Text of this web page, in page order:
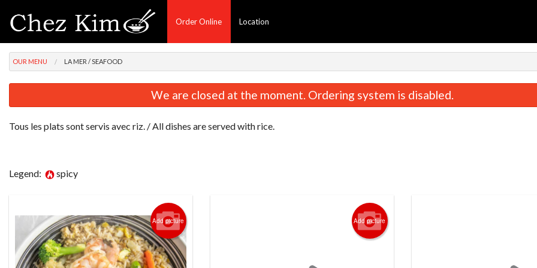
Order Online Location
Soupe wonton / Wonton Soup
Poulet du Général Tao /
OUR MENU LA MER / SEAFOOD
We are closed at the moment. Ordering system is disabled.
Tous les plats sont servis avec riz. / All dishes are served with rice.
Legend: spicy
Add picture Add picture